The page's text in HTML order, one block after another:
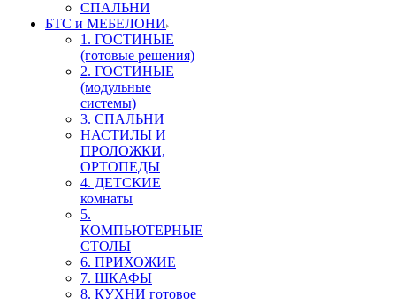
СПАЛЬНИ
БТС и МЕБЕЛОНИ
1. ГОСТИНЫЕ
(готовые решения)
2. ГОСТИНЫЕ
(модульные
системы)
3. СПАЛЬНИ
НАСТИЛЫ И
ПРОЛОЖКИ,
ОРТОПЕДЫ
4. ДЕТСКИЕ
комнаты
5.
КОМПЬЮТЕРНЫЕ
СТОЛЫ
6. ПРИХОЖИЕ
7. ШКАФЫ
8. КУХНИ готовое